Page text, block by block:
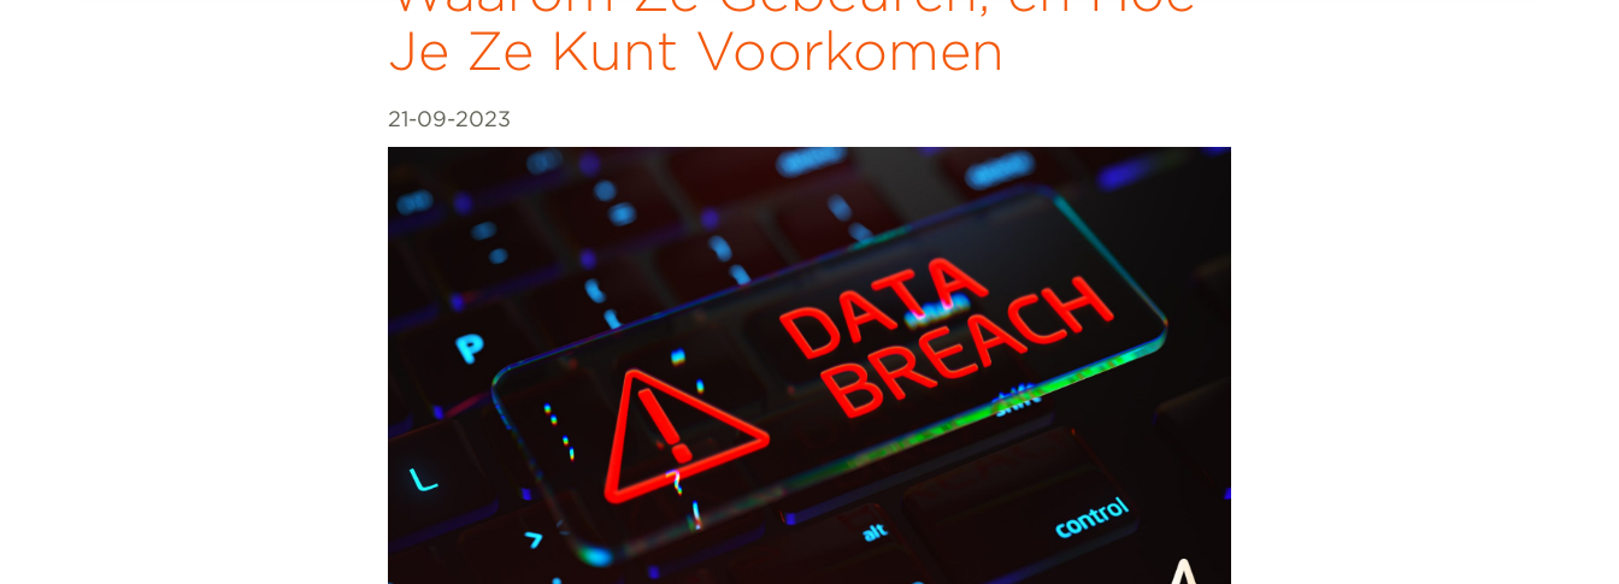
Je Ze Kunt Voorkomen
21-09-2023